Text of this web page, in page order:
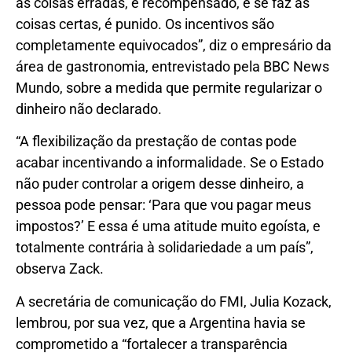
coisas certas, é punido. Os incentivos são
completamente equivocados”, diz o empresário da
área de gastronomia, entrevistado pela BBC News
Mundo, sobre a medida que permite regularizar o
dinheiro não declarado.
“A flexibilização da prestação de contas pode
acabar incentivando a informalidade. Se o Estado
não puder controlar a origem desse dinheiro, a
pessoa pode pensar: ‘Para que vou pagar meus
impostos?’ E essa é uma atitude muito egoísta, e
totalmente contrária à solidariedade a um país”,
observa Zack.
A secretária de comunicação do FMI, Julia Kozack,
lembrou, por sua vez, que a Argentina havia se
comprometido a “fortalecer a transparência